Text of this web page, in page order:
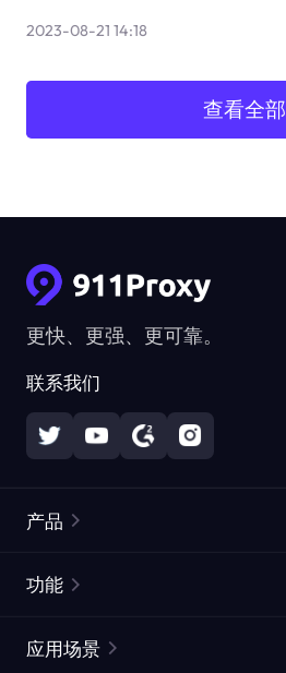
2023-08-21 14:18
查看全部
更快、更强、更可靠。
联系我们
产品
静态住宅代理
功能
应用场景